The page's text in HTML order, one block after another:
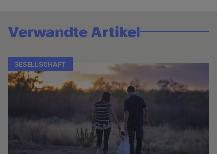
Verwandte Artikel
GESELLSCHAFT